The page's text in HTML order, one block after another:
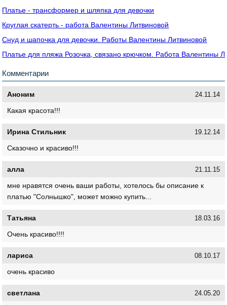
Платье - трансформер и шляпка для девочки
Круглая скатерть - работа Валентины Литвиновой
Снуд и шапочка для девочки. Работы Валентины Литвиновой
Платье для пляжа Розочка, связано крючком. Работа Валентины
Комментарии
Аноним 24.11.14
Какая красота!!!
Ирина Стильник 19.12.14
Сказочно и красиво!!!
алла 21.11.15
мне нравятся очень ваши работы, хотелось бы описание к
платью "Солнышко", может можно купить...
Татьяна 18.03.16
Очень красиво!!!!
лариса 08.10.17
очень красиво
светлана 24.05.20